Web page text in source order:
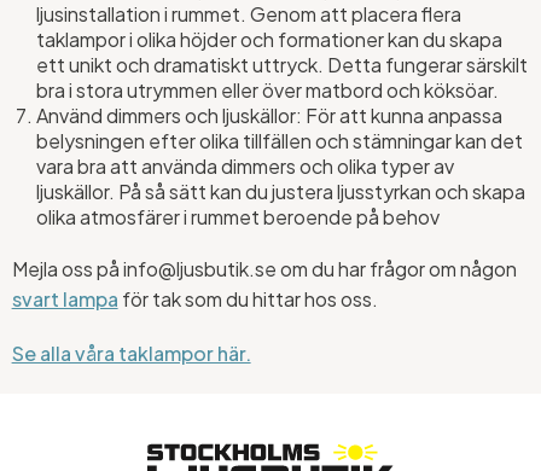
ljusinstallation i rummet. Genom att placera flera
taklampor i olika höjder och formationer kan du skapa
ett unikt och dramatiskt uttryck. Detta fungerar särskilt
bra i stora utrymmen eller över matbord och köksöar.
Använd dimmers och ljuskällor: För att kunna anpassa
belysningen efter olika tillfällen och stämningar kan det
vara bra att använda dimmers och olika typer av
ljuskällor. På så sätt kan du justera ljusstyrkan och skapa
olika atmosfärer i rummet beroende på behov
Mejla oss på info@ljusbutik.se om du har frågor om någon
svart lampa för tak som du hittar hos oss.
Se alla våra taklampor här.